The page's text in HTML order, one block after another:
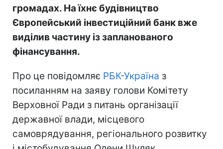
громадах. На їхнє будівництво
Європейський інвестиційний банк вже
виділив частину із запланованого
фінансування.
Про це повідомляє РБК-Україна з
посиланням на заяву голови Комітету
Верховної Ради з питань організації
державної влади, місцевого
самоврядування, регіонального розвитку